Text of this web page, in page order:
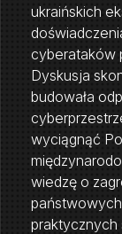
ukraińskich
cyberataków
Dyskusja
budowała
wyciągnąć
wiedzę o
praktycznych